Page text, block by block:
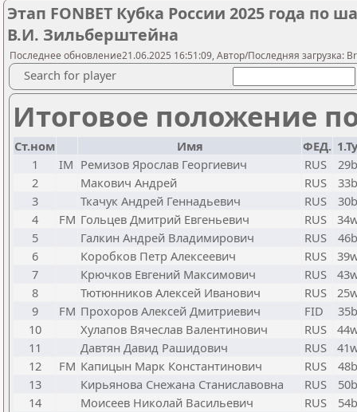
Этап FONBET Кубка России 2025 года
В.И. Зильберштейна
Последнее обновление21.06.2025 16:51:09, Автор/Последняя загрузка:
Search for player
Итоговое положение
Ст.ном Имя ФЕД.
1
IM Ремизов Ярослав Георгиевич RUS
2
Макович Андрей RUS
3
Ткачук Андрей Геннадьевич RUS
4
FM Гольцев Дмитрий Евгеньевич RUS
5
Галкин Андрей Владимирович RUS
6
Коробков Петр Алексеевич RUS
7
Крючков Евгений Максимович RUS
8
Тютюнников Алексей Иванович RUS
9
FM Прохоров Алексей Дмитриевич FID
10
Хулапов Вячеслав Валентинович RUS
11
Давтян Давид Рашидович RUS
12
FM Капицын Марк Константинович RUS
13
Кирьянова Снежана Станиславовна RUS
14
Моисеев Николай Васильевич RUS